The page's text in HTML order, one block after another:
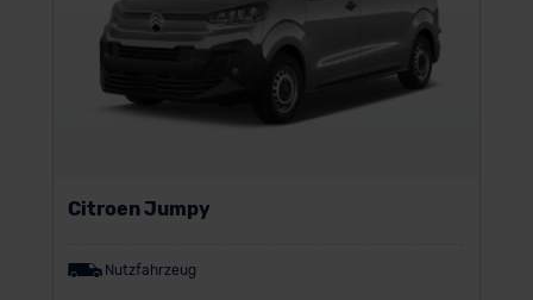
Citroen Jumpy
Nutzfahrzeug